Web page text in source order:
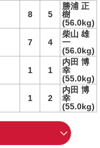
8 5
勝浦 正
樹
(56.0kg)
7 4
柴山 雄
一
(56.0kg)
1 1
内田 博
幸
(55.0kg)
1 2
内田 博
幸
(55.0kg)